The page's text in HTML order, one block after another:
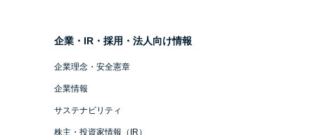
企業・IR・採用・法人向け情報
企業理念・安全憲章
企業情報
サステナビリティ
株主・投資家情報（IR）